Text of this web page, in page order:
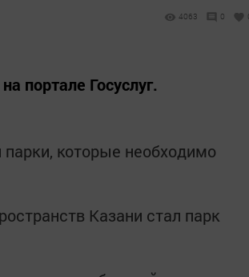
4063 0
портале Госуслуг.
которые необходимо
Казани стал парк